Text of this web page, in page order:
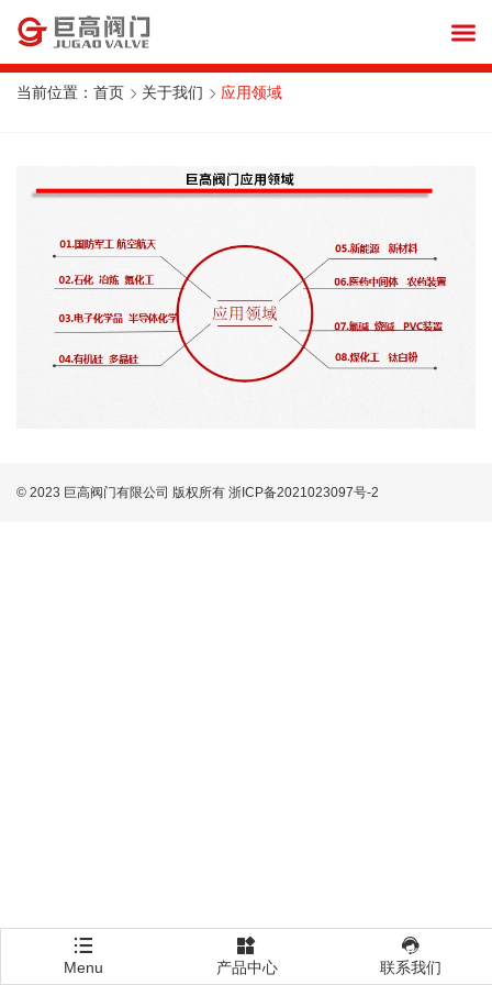
当前位置： 首页 关于我们 应用领域
© 2023 巨高阀门有限公司 版权所有 浙ICP备2021023097号-2
Menu 产品中心 联系我们